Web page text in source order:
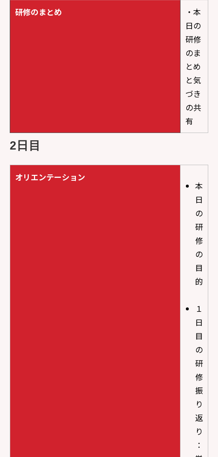
研修のまとめ
・本
日の
研修
のま
とめ
と気
づき
の共
有
2日目
オリエンテーション
本
日
の
研
修
の
目
的
１
日
目
の
研
修
振
り
返
り
：